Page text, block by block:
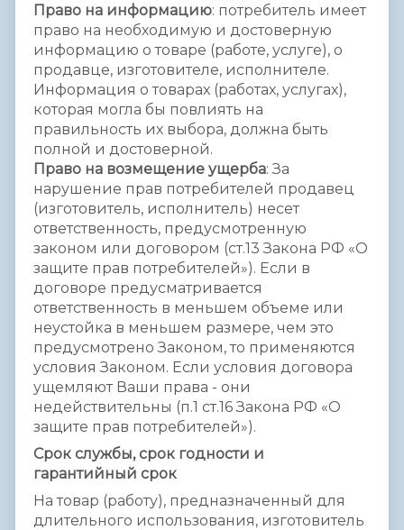
Право на информацию: потребитель имеет
право на необходимую и достоверную
информацию о товаре (работе, услуге), о
продавце, изготовителе, исполнителе.
Информация о товарах (работах, услугах),
которая могла бы повлиять на
правильность их выбора, должна быть
полной и достоверной.
Право на возмещение ущерба: За
нарушение прав потребителей продавец
(изготовитель, исполнитель) несет
ответственность, предусмотренную
законом или договором (ст.13 Закона РФ «О
защите прав потребителей»). Если в
договоре предусматривается
ответственность в меньшем объеме или
неустойка в меньшем размере, чем это
предусмотрено Законом, то применяются
условия Законом. Если условия договора
ущемляют Ваши права - они
недействительны (п.1 ст.16 Закона РФ «О
защите прав потребителей»).
Срок службы, срок годности и
гарантийный срок
На товар (работу), предназначенный для
длительного использования, изготовитель